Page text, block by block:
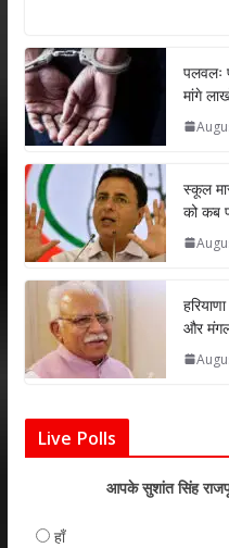
at
s
A
p
p
e
b
o
k
er
n
पलवलः
मांगे
स्कूल
को कब
और
Live Polls
आपके सुशांत सिंह
हाँ